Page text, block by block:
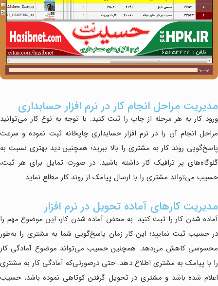
مدیریت مراحل انجام کار در نرم افزار حسابداری
ورود کار به هر مرحله از چاپ را ثبت کنید. با توجه به نوع کار می‌توانید
مراحل انجام آن را در نرم افزار حسابداری چاپخانه ثبت نموده و سرعت
پاسخ‌گویی روند کار به مشتری را بالا ببرید؛ همچنین دید بهتری نسبت به
گلوگاه‌های پر ترافیک کار داشته باشید. در صورت تمایل برای هر ثبت،
حسیب می‌تواند مشتری را با ارسال پیامک از روند کار مطلع نماید.
مدیریت کارهای آماده تحویل در نرم افزار
آماده شدن کار را ثبت کنید. به محض آماده شدن کار، این موضوع مهم را
در حسیب ثبت نمایید؛ این کار زمان پاسخ‌گویی شما به مشتری را به‌طور
محسوسی کاهش می‌دهد. همچنین حسیب می‌تواند موضوع آمادگی کار
را با پیامک به مشتری اطلاع دهد. حتی درصورتی‌که آمادگی کار به مشتری
اعلام شده باشد و مشتری در تحویل گرفتن کوتاهی نموده باشد، حسیب